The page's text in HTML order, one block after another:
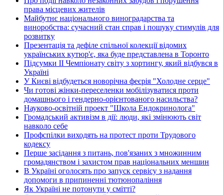
права місцевих жителів
Майбутнє національного виноградарства та
виноробства: сучасний стан справ і пошуку стимулів для
розвитку
Презентація та дефіле спільної колекції відомих
українських кутюр'є, яка буде представлена в Торонто
Підсумки ІІ Чемпіонату світу з хортингу, який відбувся в
Україні
У Києві відбудеться новорічна феєрія "Холодне серце"
Чи готові жінки-переселенки мобілізуватися проти
домашнього і гендерно-орієнтованого насильства?
Науково-освітній проект "Школа Ендокринолога"
Громадський активізм в дії: люди, які змінюють світ
навколо себе
Профспілки виходять на протест проти Трудового
кодексу
Перше засідання з питань, пов'язаних з множинним
громадянством і захистом прав національних меншин
В Україні оголосять про запуск сервісу з надання
допомоги в припиненні тютюнопаління
Як Україні не потонути у смітті?